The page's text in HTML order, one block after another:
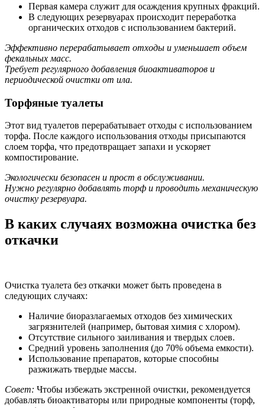
Первая камера служит для осаждения крупных фракций.
В следующих резервуарах происходит переработка
органических отходов с использованием бактерий.
Эффективно перерабатывает отходы и уменьшает объем
фекальных масс.
Требует регулярного добавления биоактиваторов и
периодической очистки от ила.
Торфяные туалеты
Этот вид туалетов перерабатывает отходы с использованием
торфа. После каждого использования отходы присыпаются
слоем торфа, что предотвращает запахи и ускоряет
компостирование.
Экологически безопасен и прост в обслуживании.
Нужно регулярно добавлять торф и проводить механическую
очистку резервуара.
В каких случаях возможна очистка без
откачки
Очистка туалета без откачки может быть проведена в
следующих случаях:
Наличие биоразлагаемых отходов без химических
загрязнителей (например, бытовая химия с хлором).
Отсутствие сильного заиливания и твердых слоев.
Средний уровень заполнения (до 70% объема емкости).
Использование препаратов, которые способны
разжижать твердые массы.
Совет: Чтобы избежать экстренной очистки, рекомендуется
добавлять биоактиваторы или природные компоненты (торф,